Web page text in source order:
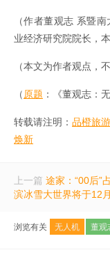
（作者董观志 系暨
业经济研究院院长，
（本文为作者观点，
（原题 ：《董观志：
转载请注明： 品橙旅游
焕新
上一篇 途家：“00后”
滨冰雪大世界将于12
浏览有关 无人机 董观